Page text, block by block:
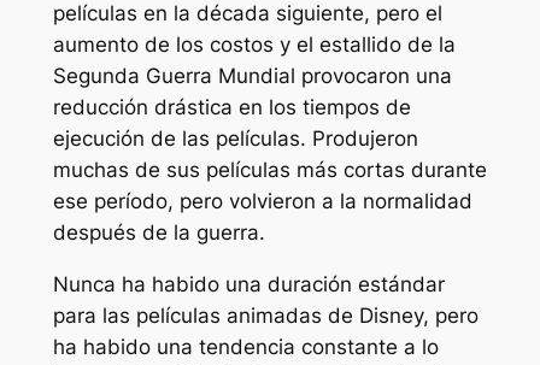
películas en la década siguiente, pero el
aumento de los costos y el estallido de la
Segunda Guerra Mundial provocaron una
reducción drástica en los tiempos de
ejecución de las películas. Produjeron
muchas de sus películas más cortas durante
ese período, pero volvieron a la normalidad
después de la guerra.
Nunca ha habido una duración estándar
para las películas animadas de Disney, pero
ha habido una tendencia constante a lo